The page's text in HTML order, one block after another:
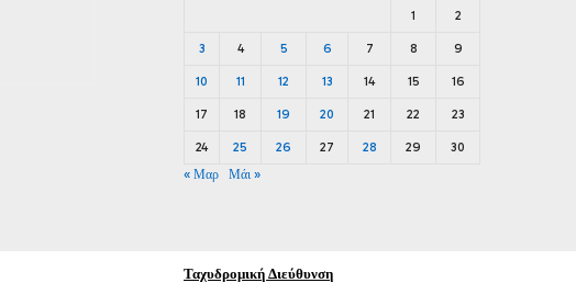
1 2
3 4 5 6 7 8 9
10 11 12 13 14 15 16
17 18 19 20 21 22 23
24 25 26 27 28 29
30
« Μαρ
Μάι »
Ταχυδρομική Διεύθυνση